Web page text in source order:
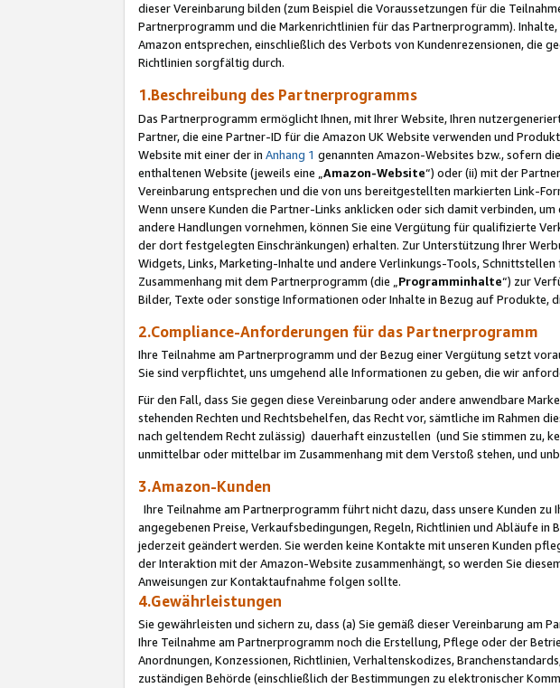
dieser Vereinbarung bilden (zum Beispiel die Voraussetzungen für die
Partnerprogramm und die Markenrichtlinien für das Partnerprogramm).
Amazon entsprechen, einschließlich des Verbots von Kundenrezensionen,
Richtlinien sorgfältig durch.
1.Beschreibung des Partnerprogramms
Das Partnerprogramm ermöglicht Ihnen, mit Ihrer Website, Ihren
Partner, die eine Partner-ID für die Amazon UK Website verwenden und
Website mit einer der in Anhang 1 genannten Amazon-Websites bzw., sofern
enthaltenen Website (jeweils eine „ Amazon-Website“) oder (ii) mit der
Vereinbarung entsprechen und die von uns bereitgestellten markierten Link-
Wenn unsere Kunden die Partner-Links anklicken oder sich damit verbinden,
andere Handlungen vornehmen, können Sie eine Vergütung für qualifizierte
der dort festgelegten Einschränkungen) erhalten. Zur Unterstützung Ihrer
Widgets, Links, Marketing-Inhalte und andere Verlinkungs-Tools,
Zusammenhang mit dem Partnerprogramm (die „ Programminhalte“) zur
Bilder, Texte oder sonstige Informationen oder Inhalte in Bezug auf Produkte,
2.Compliance-Anforderungen für das Partnerprogramm
Ihre Teilnahme am Partnerprogramm und der Bezug einer Vergütung setzt
Sie sind verpflichtet, uns umgehend alle Informationen zu geben, die wir
Für den Fall, dass Sie gegen diese Vereinbarung oder andere anwendbare
stehenden Rechten und Rechtsbehelfen, das Recht vor, sämtliche im Rahmen
nach geltendem Recht zulässig) dauerhaft einzustellen (und Sie stimmen zu,
unmittelbar oder mittelbar im Zusammenhang mit dem Verstoß stehen, und
3.Amazon-Kunden
Ihre Teilnahme am Partnerprogramm führt nicht dazu, dass unsere Kunden
angegebenen Preise, Verkaufsbedingungen, Regeln, Richtlinien und Abläufe
jederzeit geändert werden. Sie werden keine Kontakte mit unseren Kunden
der Interaktion mit der Amazon-Website zusammenhängt, so werden Sie
Anweisungen zur Kontaktaufnahme folgen sollte.
4.Gewährleistungen
Sie gewährleisten und sichern zu, dass (a) Sie gemäß dieser Vereinbarung
Ihre Teilnahme am Partnerprogramm noch die Erstellung, Pflege oder der
Anordnungen, Konzessionen, Richtlinien, Verhaltenskodizes,
zuständigen Behörde (einschließlich der Bestimmungen zu elektronischer